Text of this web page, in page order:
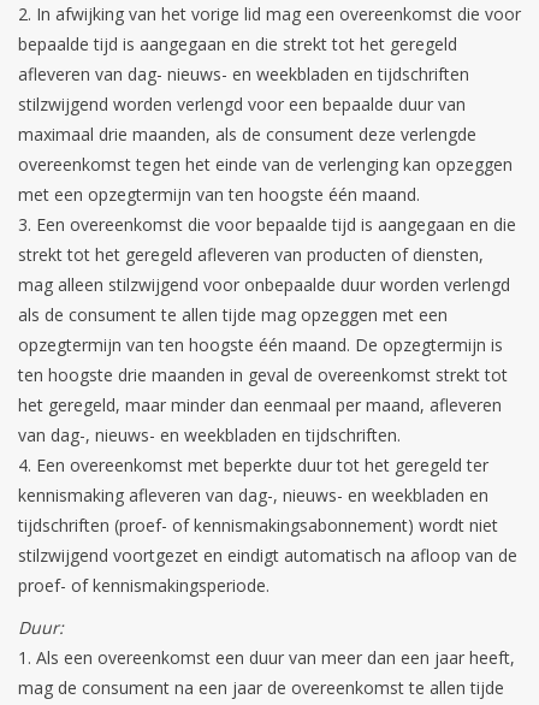
In afwijking van het vorige lid mag een overeenkomst die voor
bepaalde tijd is aangegaan en die strekt tot het geregeld
afleveren van dag- nieuws- en weekbladen en tijdschriften
stilzwijgend worden verlengd voor een bepaalde duur van
maximaal drie maanden, als de consument deze verlengde
overeenkomst tegen het einde van de verlenging kan opzeggen
met een opzegtermijn van ten hoogste één maand.
Een overeenkomst die voor bepaalde tijd is aangegaan en die
strekt tot het geregeld afleveren van producten of diensten,
mag alleen stilzwijgend voor onbepaalde duur worden verlengd
als de consument te allen tijde mag opzeggen met een
opzegtermijn van ten hoogste één maand. De opzegtermijn is
ten hoogste drie maanden in geval de overeenkomst strekt tot
het geregeld, maar minder dan eenmaal per maand, afleveren
van dag-, nieuws- en weekbladen en tijdschriften.
Een overeenkomst met beperkte duur tot het geregeld ter
kennismaking afleveren van dag-, nieuws- en weekbladen en
tijdschriften (proef- of kennismakingsabonnement) wordt niet
stilzwijgend voortgezet en eindigt automatisch na afloop van de
proef- of kennismakingsperiode.
Duur:
Als een overeenkomst een duur van meer dan een jaar heeft,
mag de consument na een jaar de overeenkomst te allen tijde